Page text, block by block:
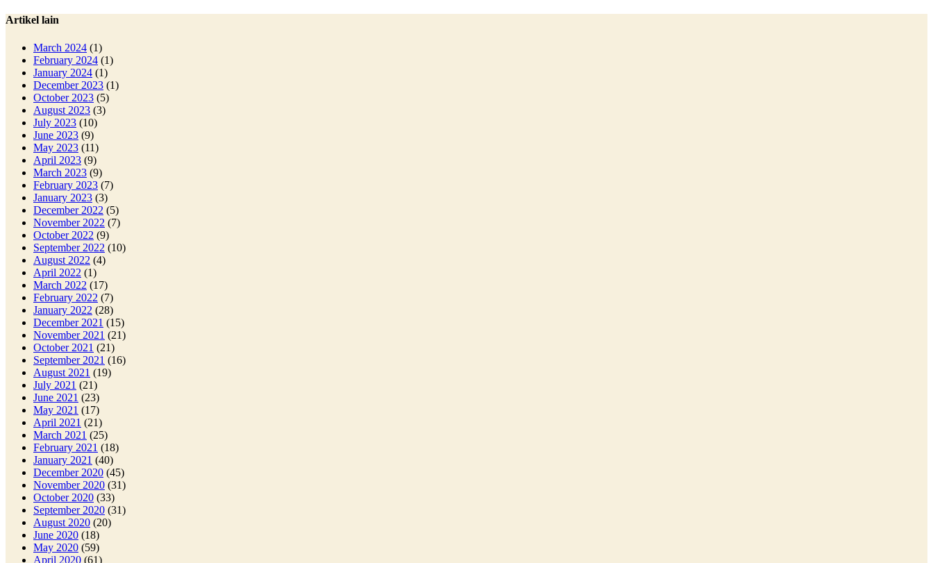
Artikel lain
March 2024 (1)
February 2024 (1)
January 2024 (1)
December 2023 (1)
October 2023 (5)
August 2023 (3)
July 2023 (10)
June 2023 (9)
May 2023 (11)
April 2023 (9)
March 2023 (9)
February 2023 (7)
January 2023 (3)
December 2022 (5)
November 2022 (7)
October 2022 (9)
September 2022 (10)
August 2022 (4)
April 2022 (1)
March 2022 (17)
February 2022 (7)
January 2022 (28)
December 2021 (15)
November 2021 (21)
October 2021 (21)
September 2021 (16)
August 2021 (19)
July 2021 (21)
June 2021 (23)
May 2021 (17)
April 2021 (21)
March 2021 (25)
February 2021 (18)
January 2021 (40)
December 2020 (45)
November 2020 (31)
October 2020 (33)
September 2020 (31)
August 2020 (20)
June 2020 (18)
May 2020 (59)
April 2020 (61)